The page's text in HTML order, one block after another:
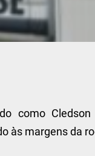
como
às margens da